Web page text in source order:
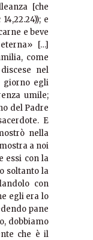
[che
e
e beve
[…]
come
nel
giorno egli
umile;
del Padre
E
nella
a noi
essi con la
soltanto la
con
egli era lo
pane
dobbiamo
che è il